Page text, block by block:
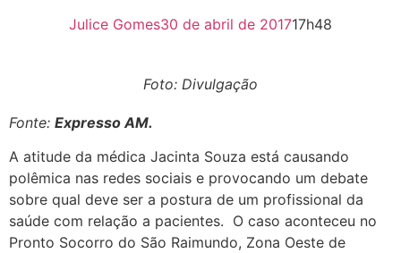
Julice Gomes30 de abril de 201717h48
Foto: Divulgação
Fonte: Expresso AM.
A atitude da médica Jacinta Souza está causando
polêmica nas redes sociais e provocando um debate
sobre qual deve ser a postura de um profissional da
saúde com relação a pacientes. O caso aconteceu no
Pronto Socorro do São Raimundo, Zona Oeste de